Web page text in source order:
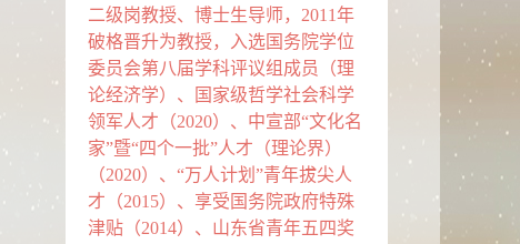
当选：国家特支计划青年拔尖人才2011当选：新世纪优秀
二级岗教授、博士生导师，2011年
破格晋升为教授，入选国务院学位
委员会第八届学科评议组成员（理
论经济学）、国家级哲学社会科学
领军人才（2020）、中宣部“文化名
家”暨“四个一批”人才（理论界）
（2020）、“万人计划”青年拔尖人
才（2015）、享受国务院政府特殊
津贴（2014）、山东省青年五四奖